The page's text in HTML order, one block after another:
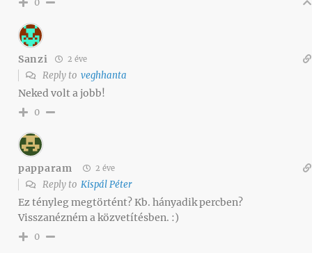
0
Sanzi 2 éve
Reply to veghhanta
Neked volt a jobb!
0
papparam 2 éve
Reply to Kispál Péter
Ez tényleg megtörtént? Kb. hányadik percben?
Visszanézném a közvetítésben. :)
0